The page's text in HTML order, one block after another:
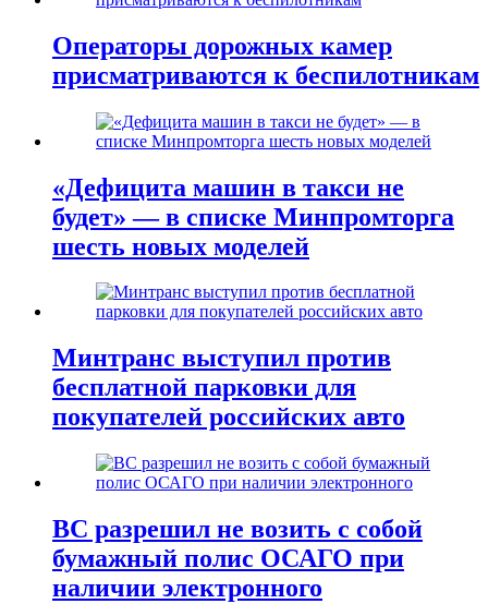
Операторы дорожных камер
присматриваются к беспилотникам
«Дефицита машин в такси не
будет» — в списке Минпромторга
шесть новых моделей
Минтранс выступил против
бесплатной парковки для
покупателей российских авто
ВС разрешил не возить с собой
бумажный полис ОСАГО при
наличии электронного